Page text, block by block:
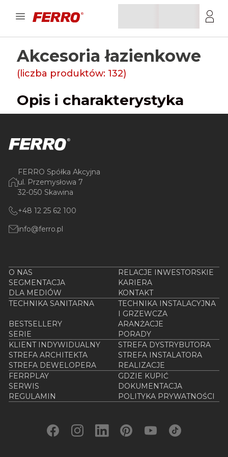
Akcesoria łazienkowe
(liczba produktów: 132)
Opis i charakterystyka
FERRO Spółka Akcyjna
ul. Przemysłowa 7
32-050 Skawina
+48 12 25 62 100
info@ferro.pl
O NAS
RELACJE INWESTORSKIE
SEGMENTACJA
KARIERA
DLA MEDIÓW
KONTAKT
TECHNIKA SANITARNA
TECHNIKA INSTALACYJNA
I GRZEWCZA
BESTSELLERY
ARANŻACJE
SERIE
PORADY
KLIENT INDYWIDUALNY
STREFA DYSTRYBUTORA
STREFA ARCHITEKTA
STREFA INSTALATORA
STREFA DEWELOPERA
REALIZACJE
FERRPLAY
GDZIE KUPIĆ
SERWIS
DOKUMENTACJA
REGULAMIN
POLITYKA PRYWATNOŚCI